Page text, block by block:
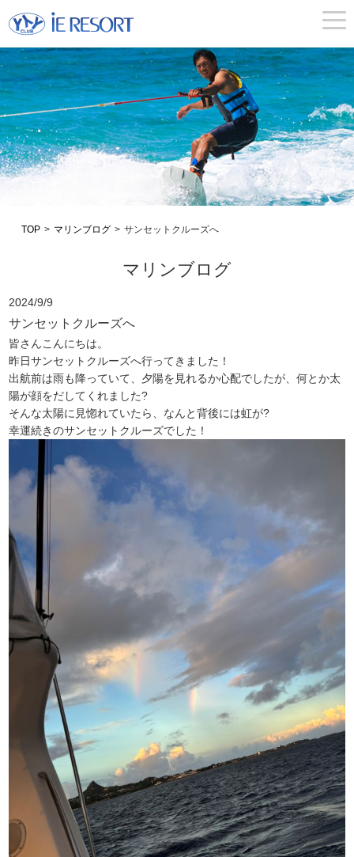
TOP > マリンブログ > サンセットクルーズへ
マリンブログ
2024/9/9
サンセットクルーズへ
皆さんこんにちは。
昨日サンセットクルーズへ行ってきました！
出航前は雨も降っていて、夕陽を見れるか心配でしたが、何とか太
陽が顔をだしてくれました?
そんな太陽に見惚れていたら、なんと背後には虹が?
幸運続きのサンセットクルーズでした！